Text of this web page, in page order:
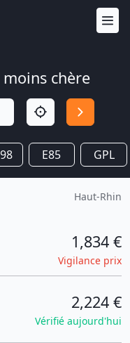
chère
E85 GPL
Haut-Rhin
1,834 €
Vigilance prix
2,224 €
Vérifié aujourd'hui